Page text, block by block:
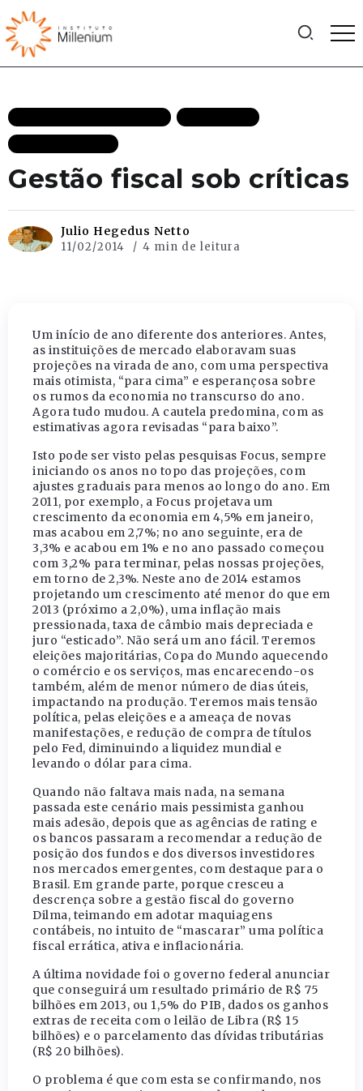
Gestão fiscal sob críticas
Julio Hegedus Netto
11/02/2014 4 min de leitura
Um início de ano diferente dos anteriores. Antes,
as instituições de mercado elaboravam suas
projeções na virada de ano, com uma perspectiva
mais otimista, “para cima” e esperançosa sobre
os rumos da economia no transcurso do ano.
Agora tudo mudou. A cautela predomina, com as
estimativas agora revisadas “para baixo”.
Isto pode ser visto pelas pesquisas Focus, sempre
iniciando os anos no topo das projeções, com
ajustes graduais para menos ao longo do ano. Em
2011, por exemplo, a Focus projetava um
crescimento da economia em 4,5% em janeiro,
mas acabou em 2,7%; no ano seguinte, era de
3,3% e acabou em 1% e no ano passado começou
com 3,2% para terminar, pelas nossas projeções,
em torno de 2,3%. Neste ano de 2014 estamos
projetando um crescimento até menor do que em
2013 (próximo a 2,0%), uma inflação mais
pressionada, taxa de câmbio mais depreciada e
juro “esticado”. Não será um ano fácil. Teremos
eleições majoritárias, Copa do Mundo aquecendo
o comércio e os serviços, mas encarecendo-os
também, além de menor número de dias úteis,
impactando na produção. Teremos mais tensão
política, pelas eleições e a ameaça de novas
manifestações, e redução de compra de títulos
pelo Fed, diminuindo a liquidez mundial e
levando o dólar para cima.
Quando não faltava mais nada, na semana
passada este cenário mais pessimista ganhou
mais adesão, depois que as agências de rating e
os bancos passaram a recomendar a redução de
posição dos fundos e dos diversos investidores
nos mercados emergentes, com destaque para o
Brasil. Em grande parte, porque cresceu a
descrença sobre a gestão fiscal do governo
Dilma, teimando em adotar maquiagens
contábeis, no intuito de “mascarar” uma política
fiscal errática, ativa e inflacionária.
A última novidade foi o governo federal anunciar
que conseguirá um resultado primário de R$ 75
bilhões em 2013, ou 1,5% do PIB, dados os ganhos
extras de receita com o leilão de Libra (R$ 15
bilhões) e o parcelamento das dívidas tributárias
(R$ 20 bilhões).
O problema é que com esta se confirmando, nos